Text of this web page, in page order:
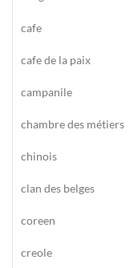
cafe
cafe de la paix
campanile
chambre des métiers
chinois
clan des belges
coreen
creole